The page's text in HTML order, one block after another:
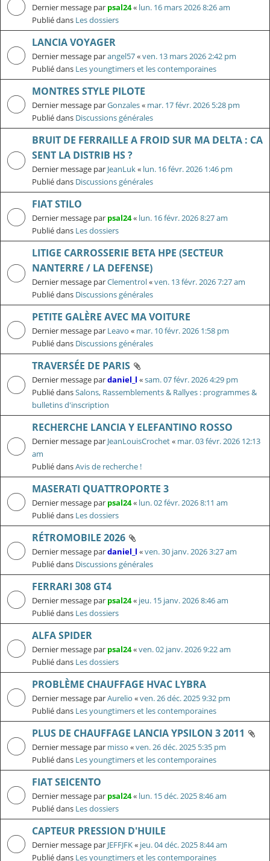
Dernier message par psal24« lun. 16 mars 2026 8:26 am
Publié dans Les dossiers
LANCIA VOYAGER
Dernier message parangel57«ven. 13 mars 2026 2:42 pm
Publié dans Les youngtimers et les contemporaines
MONTRES STYLE PILOTE
Dernier message parGonzales« mar. 17 févr. 2026 5:28 pm
Publié dans Discussions générales
BRUIT DE FERRAILLE A FROID SUR MA DELTA : CA
SENT LA DISTRIB HS ?
Dernier message par JeanLuk« lun. 16 févr. 2026 1:46 pm
Publié dans Discussions générales
FIAT STILO
Dernier message par psal24« lun. 16 févr. 2026 8:27 am
Publié dans Les dossiers
LITIGE CARROSSERIE BETA HPE (SECTEUR
NANTERRE / LA DEFENSE)
Dernier message parClementrol«ven. 13 févr. 2026 7:27 am
Publié dans Discussions générales
PETITE GALÈRE AVEC MA VOITURE
Dernier message par Leavo « mar. 10 févr. 2026 1:58 pm
Publié dans Discussions générales
TRAVERSÉE DE PARIS
Dernier message pardaniel_l «sam. 07 févr. 2026 4:29 pm
Publié dansSalons, Rassemblements & Rallyes : programmes &
bulletins d'inscription
RECHERCHE LANCIA Y ELEFANTINO ROSSO
Dernier message par JeanLouisCrochet« mar. 03 févr. 2026 12:13
am
Publié dansAvis de recherche !
MASERATI QUATTROPORTE 3
Dernier message par psal24« lun. 02 févr. 2026 8:11 am
Publié dans Les dossiers
RÉTROMOBILE 2026
Dernier message pardaniel_l «ven. 30 janv. 2026 3:27 am
Publié dans Discussions générales
FERRARI 308 GT4
Dernier message par psal24« jeu. 15 janv. 2026 8:46 am
Publié dans Les dossiers
ALFA SPIDER
Dernier message par psal24«ven. 02 janv. 2026 9:22 am
Publié dans Les dossiers
PROBLÈME CHAUFFAGE HVAC LYBRA
Dernier message parAurelio «ven. 26 déc. 2025 9:32 pm
Publié dans Les youngtimers et les contemporaines
PLUS DE CHAUFFAGE LANCIA YPSILON 3 2011
Dernier message par misso «ven. 26 déc. 2025 5:35 pm
Publié dans Les youngtimers et les contemporaines
FIAT SEICENTO
Dernier message par psal24« lun. 15 déc. 2025 8:46 am
Publié dans Les dossiers
CAPTEUR PRESSION D'HUILE
Dernier message par JEFFJFK« jeu. 04 déc. 2025 8:44 am
Publié dans Les youngtimers et les contemporaines